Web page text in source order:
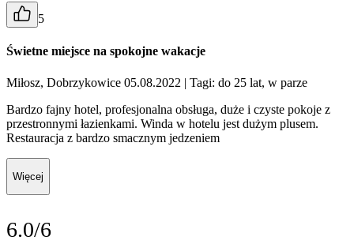
5
Świetne miejsce na spokojne wakacje
Miłosz, Dobrzykowice 05.08.2022 | Tagi: do 25 lat, w parze
Bardzo fajny hotel, profesjonalna obsługa, duże i czyste pokoje z
przestronnymi łazienkami. Winda w hotelu jest dużym plusem.
Restauracja z bardzo smacznym jedzeniem
Więcej
6.0/6